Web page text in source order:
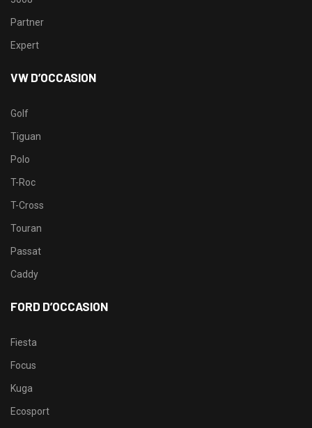
Partner
Expert
VW D’OCCASION
Golf
Tiguan
Polo
T-Roc
T-Cross
Touran
Passat
Caddy
FORD D’OCCASION
Fiesta
Focus
Kuga
Ecosport